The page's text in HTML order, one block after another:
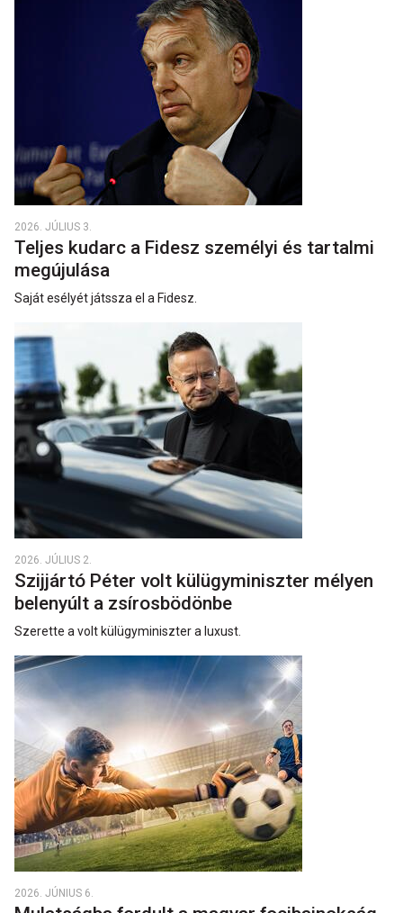
2026. JÚLIUS 3.
Teljes kudarc a Fidesz személyi és tartalmi
megújulása
Saját esélyét játssza el a Fidesz.
2026. JÚLIUS 2.
Szijjártó Péter volt külügyminiszter mélyen
belenyúlt a zsírosbödönbe
Szerette a volt külügyminiszter a luxust.
2026. JÚNIUS 6.